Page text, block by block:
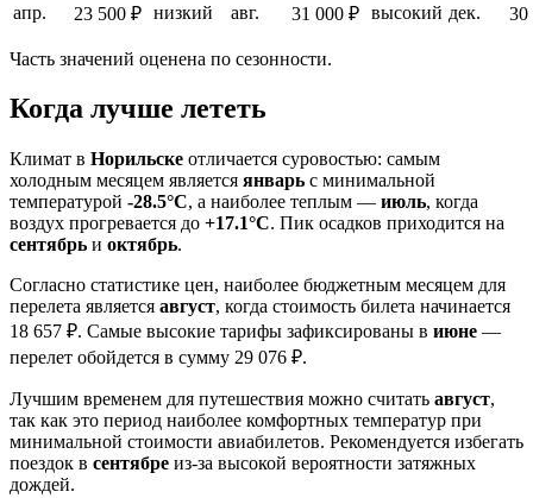
апр.
23 500 ₽ низкий авг. 31 000 ₽ высокий дек. 30
Часть значений оценена по сезонности.
Когда лучше лететь
Климат в Норильске отличается суровостью: самым
холодным месяцем является январь с минимальной
температурой -28.5°C, а наиболее теплым — июль, когда
воздух прогревается до +17.1°C. Пик осадков приходится на
сентябрь и октябрь.
Согласно статистике цен, наиболее бюджетным месяцем для
перелета является август, когда стоимость билета начинается
18 657 ₽. Самые высокие тарифы зафиксированы в июне —
перелет обойдется в сумму 29 076 ₽.
Лучшим временем для путешествия можно считать август,
так как это период наиболее комфортных температур при
минимальной стоимости авиабилетов. Рекомендуется избегать
поездок в сентябре из-за высокой вероятности затяжных
дождей.